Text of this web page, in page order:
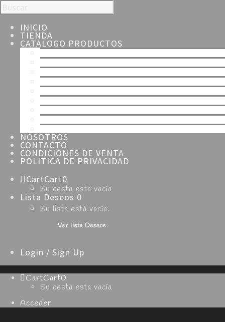
INICIO
TIENDA
CATALOGO PRODUCTOS
TODOS
ESPECIALIDADES
NAVIDAD
SEMANA SANTA
HOJALDRE
TARTAS
MERENGUE
CHOCOLATE
DULCES
NOSOTROS
CONTACTO
CONDICIONES DE VENTA
POLITICA DE PRIVACIDAD
CartCart0
Su cesta esta vacía
Lista Deseos 0
Su lista está vacía.
Ver lista Deseos
Login / Sign Up
CartCart0
Su cesta esta vacía
Acceder